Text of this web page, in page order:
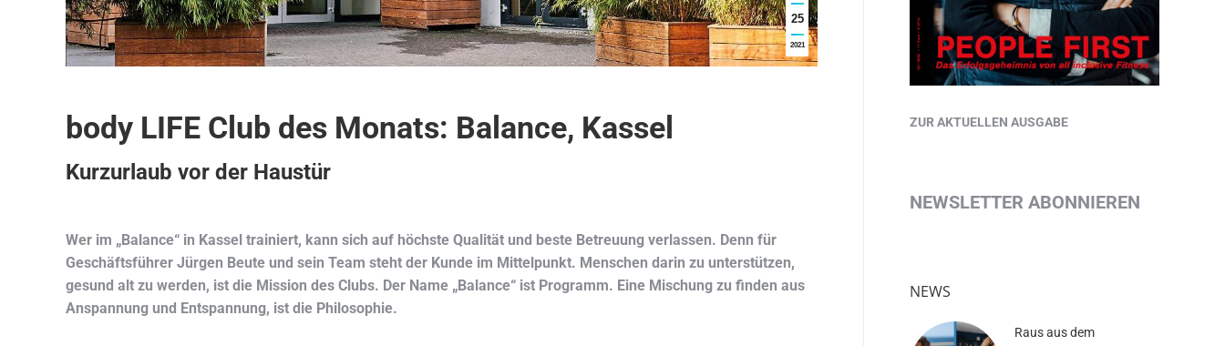
25
2021
body LIFE Club des Monats: Balance, Kassel
Kurzurlaub vor der Haustür
Wer im „Balance“ in Kassel trainiert, kann sich auf höchste Qualität und beste Betreuung verlassen. Denn für
Geschäftsführer Jürgen Beute und sein Team steht der Kunde im Mittelpunkt. Menschen darin zu unterstützen,
gesund alt zu werden, ist die Mission des Clubs. Der Name „Balance“ ist Programm. Eine Mischung zu finden aus
Anspannung und Entspannung, ist die Philosophie.
ZUR AKTUELLEN AUSGABE
NEWSLETTER ABONNIEREN
NEWS
Raus aus dem